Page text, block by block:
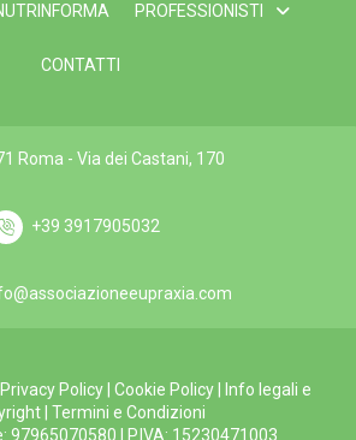
PROFESSIONISTI
CONTATTI
Roma - Via dei Castani, 170
+39 3917905032
Privacy Policy| Cookie Policy|
Info legali e
Termini e Condizioni
97965070580 | P.IVA: 15230471003